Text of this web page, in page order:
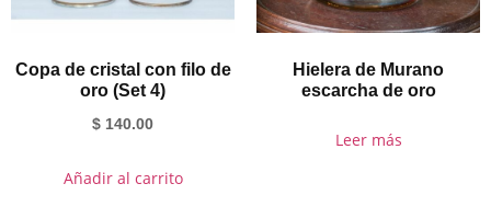
Copa de cristal con filo de
oro (Set 4)
$ 140.00
Añadir al carrito
Hielera de Murano
escarcha de oro
Leer más